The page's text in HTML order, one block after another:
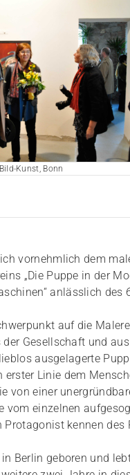
Kunst, Bonn
vornehmlich dem
„Die Puppe in der
anlässlich
auf die
Gesellschaft und
ausgelagerte
Linie dem
von einer
vom einzelnen
kennen des
Berlin geboren und